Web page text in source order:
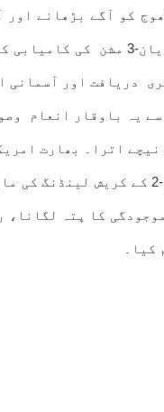
کو آگے بڑھانے
اعتراف کرتا ہے، خاص
دریافت اور
اترا۔ بھارت
کا مظاہرہ کیا بلکہ چار